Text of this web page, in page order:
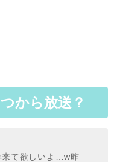
から放送？
来て欲しいよ…w昨